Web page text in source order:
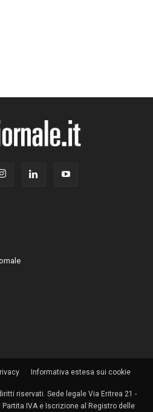
Informativa estesa sui cookie
riservati. Sede legale Via Eritrea 21 -
IVA e Iscrizione al Registro delle